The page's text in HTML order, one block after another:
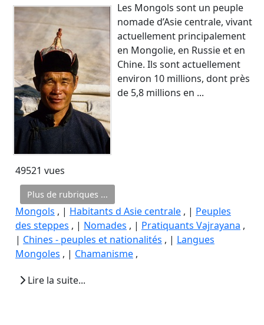
Les Mongols sont un peuple
nomade d’Asie centrale, vivant
actuellement principalement
en Mongolie, en Russie et en
Chine. Ils sont actuellement
environ 10 millions, dont près
de 5,8 millions en ...
49521 vues
Plus de rubriques ...
Mongols , | Habitants d Asie centrale , | Peuples
des steppes , | Nomades , | Pratiquants Vajrayana ,
| Chines - peuples et nationalités , | Langues
Mongoles , | Chamanisme ,
Lire la suite...